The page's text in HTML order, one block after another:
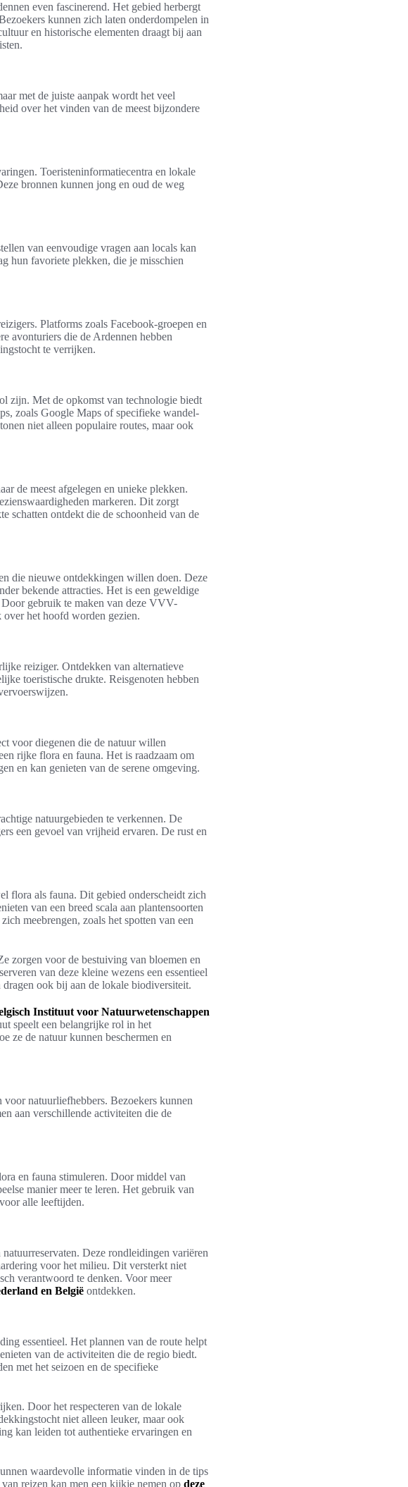
even fascinerend. Het gebied herbergt
kunnen zich laten onderdompelen in
en historische elementen draagt bij aan
met de juiste aanpak wordt het veel
over het vinden van de meest bijzondere
Toeristeninformatiecentra en lokale
bronnen kunnen jong en oud de weg
van eenvoudige vragen aan locals kan
hun favoriete plekken, die je misschien
Platforms zoals Facebook-groepen en
avonturiers die de Ardennen hebben
te verrijken.
zijn. Met de opkomst van technologie biedt
zoals Google Maps of specifieke wandel-
niet alleen populaire routes, maar ook
de meest afgelegen en unieke plekken.
markeren. Dit zorgt
schatten ontdekt die de schoonheid van de
die nieuwe ontdekkingen willen doen. Deze
bekende attracties. Het is een geweldige
gebruik te maken van deze VVV-
het hoofd worden gezien.
reiziger. Ontdekken van alternatieve
toeristische drukte. Reisgenoten hebben
voor diegenen die de natuur willen
rijke flora en fauna. Het is raadzaam om
en kan genieten van de serene omgeving.
natuurgebieden te verkennen. De
een gevoel van vrijheid ervaren. De rust en
flora als fauna. Dit gebied onderscheidt zich
van een breed scala aan plantensoorten
meebrengen, zoals het spotten van een
zorgen voor de bestuiving van bloemen en
van deze kleine wezens een essentieel
ook bij aan de lokale biodiversiteit.
Instituut voor Natuurwetenschappen
speelt een belangrijke rol in het
ze de natuur kunnen beschermen en
natuurliefhebbers. Bezoekers kunnen
aan verschillende activiteiten die de
en fauna stimuleren. Door middel van
manier meer te leren. Het gebruik van
alle leeftijden.
Deze rondleidingen variëren
voor het milieu. Dit versterkt niet
verantwoord te denken. Voor meer
en België ontdekken.
essentieel. Het plannen van de route helpt
van de activiteiten die de regio biedt.
met het seizoen en de specifieke
Door het respecteren van de lokale
niet alleen leuker, maar ook
kan leiden tot authentieke ervaringen en
waardevolle informatie vinden in de tips
reizen kan men een kijkje nemen op deze